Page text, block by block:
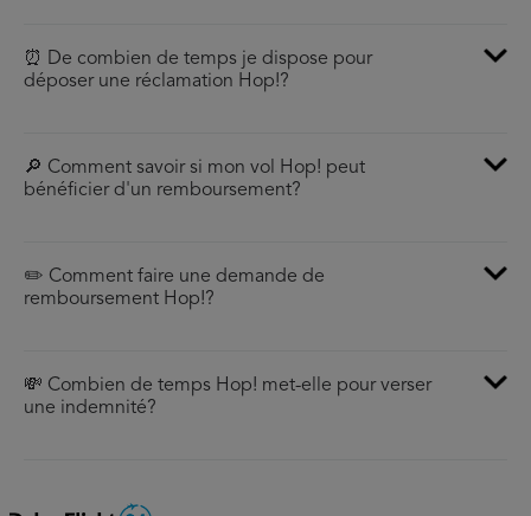
⏰ De combien de temps je dispose pour
déposer une réclamation Hop!?
🔎 Comment savoir si mon vol Hop! peut
bénéficier d'un remboursement?
✏️ Comment faire une demande de
remboursement Hop!?
💸 Combien de temps Hop! met-elle pour verser
une indemnité?